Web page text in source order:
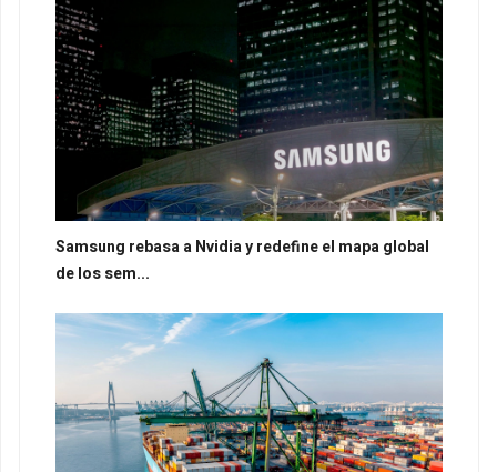
Samsung rebasa a Nvidia y redefine el mapa global
de los sem...